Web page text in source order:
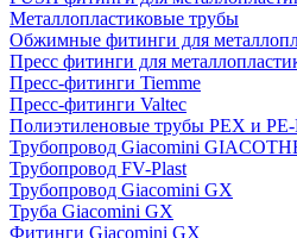
Металлопластиковые трубы
Обжимные фитинги для
Пресс фитинги для
Пресс-фитинги Tiemme
Пресс-фитинги Valtec
Полиэтиленовые трубы PEX и
Трубопровод Giacomini
Трубопровод FV-Plast
Трубопровод Giacomini GX
Труба Giacomini GX
Фитинги Giacomini GX